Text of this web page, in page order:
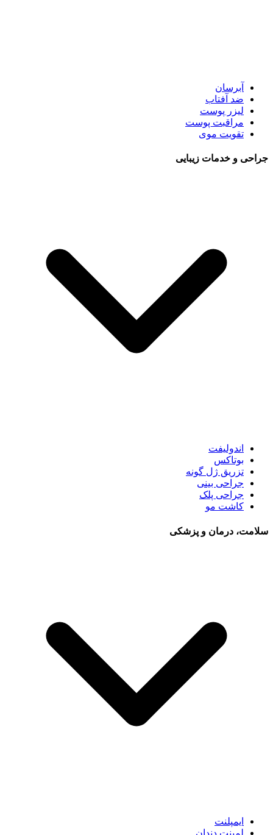
آبرسان
ضد آفتاب
لیزر پوست
مراقبت پوست
تقویت موی
جراحی و خدمات زیبایی
اندولیفت
بوتاکس
تزریق ژل گونه
جراحی بینی
جراحی پلک
کاشت مو
سلامت، درمان و پزشکی
ایمپلنت
لمینت دندان